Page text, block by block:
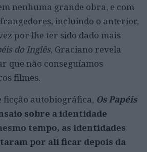
nenhuma grande obra, e com
incluindo o anterior,
por lhe ter sido dado mais
do Inglês, Graciano revela
que não conseguíamos
filmes.
ficção autobiográfica, Os Papéis
sobre a identidade
tempo, as identidades
por ali ficar depois da